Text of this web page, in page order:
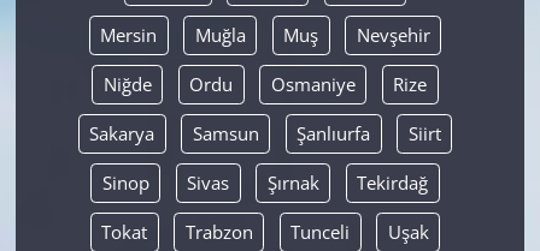
Mersin Muğla Muş Nevşehir
Niğde Ordu Osmaniye Rize
Sakarya Samsun Şanlıurfa Siirt
Sinop Sivas Şırnak Tekirdağ
Tokat Trabzon Tunceli Uşak